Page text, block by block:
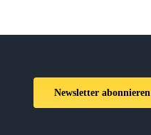
Newsletter abonnieren